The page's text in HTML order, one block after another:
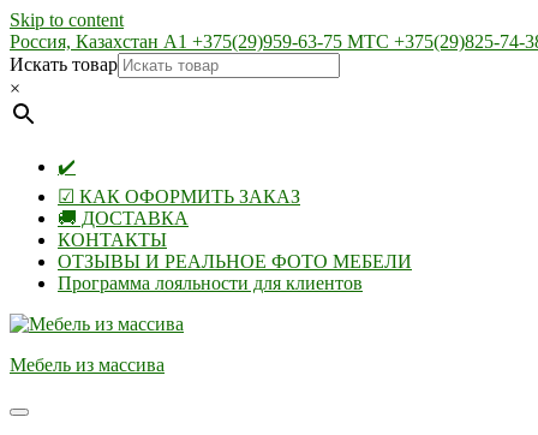
Skip to content
Россия, Казахстан А1 +375(29)959-63-75 МТС +375(29)825-74-
Искать товар
×
✔️
☑ КАК ОФОРМИТЬ ЗАКАЗ
🚚 ДОСТАВКА
КОНТАКТЫ
ОТЗЫВЫ И РЕАЛЬНОЕ ФОТО МЕБЕЛИ
Программа лояльности для клиентов
Мебель из массива